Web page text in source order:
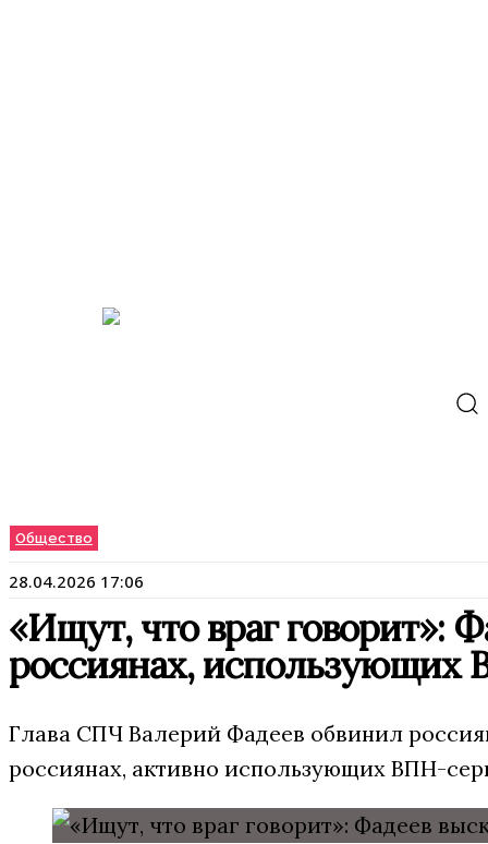
Общество
28.04.2026 17:06
«Ищут, что враг говорит»:
россиянах, использующих
Глава СПЧ Валерий Фадеев обвинил
россиянах, активно использующих ВПН-